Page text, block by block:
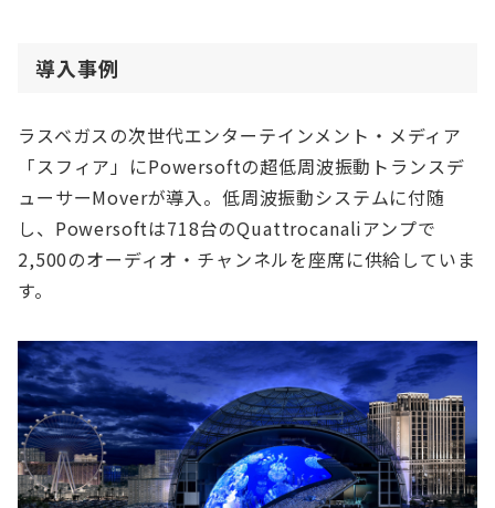
導入事例
ラスベガスの次世代エンターテインメント・メディア
「スフィア」にPowersoftの超低周波振動トランスデ
ューサーMoverが導入。低周波振動システムに付随
し、Powersoftは718台のQuattrocanaliアンプで
2,500のオーディオ・チャンネルを座席に供給していま
す。